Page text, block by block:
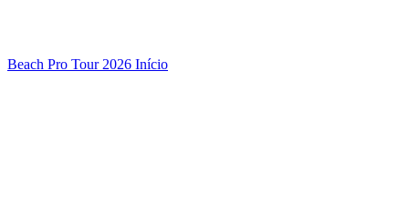
Beach Pro Tour 2026 Início